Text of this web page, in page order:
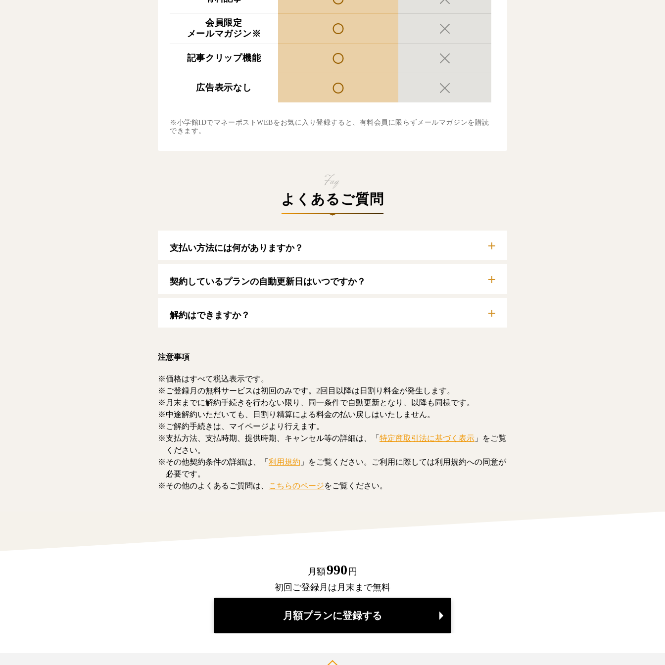
会員限定
メールマガジン※
記事クリップ機能
広告表示なし
※小学館IDでマネーポストWEBをお気に入り登録すると、有料会員に限らずメールマガジンを購読
できます。
よくあるご質問
支払い方法には何がありますか？
【クレジットカード】
VISA/MasterCard/JCB/American Express/Diners Club
契約しているプランの自動更新日はいつですか？
す。
解約はできますか？
注意事項
価格はすべて税込表示です。
ご登録月の無料サービスは初回のみです。2回目以降は日割り料金が発生します。
月末までに解約手続きを行わない限り、同一条件で自動更新となり、以降も同様です。
中途解約いただいても、日割り精算による料金の払い戻しはいたしません。
ご解約手続きは、マイページより行えます。
支払方法、支払時期、提供時期、キャンセル等の詳細は、「 特定商取引法に基づく表示 」をご覧
ください。
その他契約条件の詳細は、「 利用規約 」をご覧ください。ご利用に際しては利用規約への同意が
必要です。
その他のよくあるご質問は、
こちらのページをご覧ください。
月額990 円
初回ご登録月は月末まで無料
月額プランに登録する